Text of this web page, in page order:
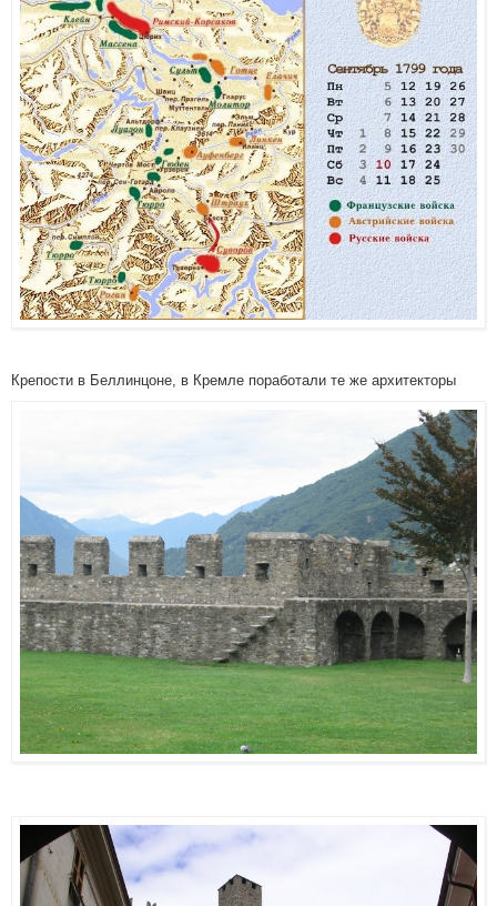
Крепости в Беллинцоне, в Кремле поработали те же архитекторы